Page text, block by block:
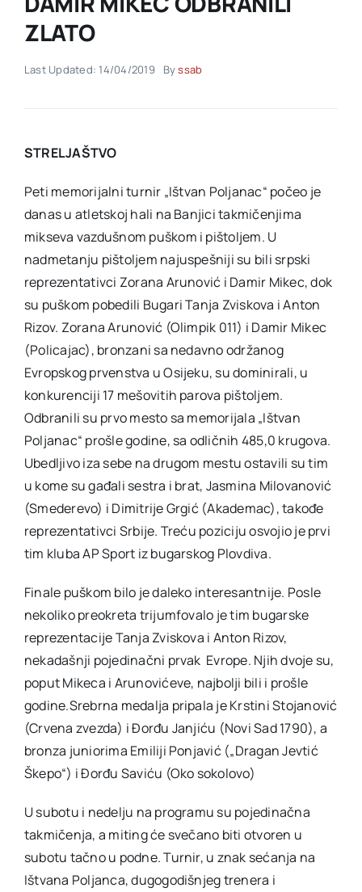
Akti SSAB
ZLATO
Last Updated: 14/04/2019 Byssab
STRELJAŠTVO
Peti memorijalni turnir „Ištvan Poljanac“ počeo je
danas u atletskoj hali na Banjici takmičenjima
mikseva vazdušnom puškom i pištoljem. U
nadmetanju pištoljem najuspešniji su bili srpski
reprezentativci Zorana Arunović i Damir Mikec, dok
su puškom pobedili Bugari Tanja Zviskova i Anton
Rizov. Zorana Arunović (Olimpik 011) i Damir Mikec
(Policajac), bronzani sa nedavno održanog
Evropskog prvenstva u Osijeku, su dominirali, u
konkurenciji 17 mešovitih parova pištoljem.
Odbranili su prvo mesto sa memorijala „Ištvan
Poljanac“ prošle godine, sa odličnih 485,0 krugova.
Ubedljivo iza sebe na drugom mestu ostavili su tim
u kome su gađali sestra i brat, Jasmina Milovanović
(Smederevo) i Dimitrije Grgić (Akademac), takođe
reprezentativci Srbije. Treću poziciju osvojio je prvi
tim kluba AP Sport iz bugarskog Plovdiva.
Finale puškom bilo je daleko interesantnije. Posle
nekoliko preokreta trijumfovalo je tim bugarske
reprezentacije Tanja Zviskova i Anton Rizov,
nekadašnji pojedinačni prvak Evrope. Njih dvoje su,
poput Mikeca i Arunovićeve, najbolji bili i prošle
godine.Srebrna medalja pripala je Krstini Stojanović
(Crvena zvezda) i Đorđu Janjiću (Novi Sad 1790), a
bronza juniorima Emiliji Ponjavić („Dragan Jevtić
Škepo“) i Đorđu Saviću (Oko sokolovo)
U subotu i nedelju na programu su pojedinačna
takmičenja, a miting će svečano biti otvoren u
subotu tačno u podne. Turnir, u znak sećanja na
Ištvana Poljanca, dugogodišnjeg trenera i